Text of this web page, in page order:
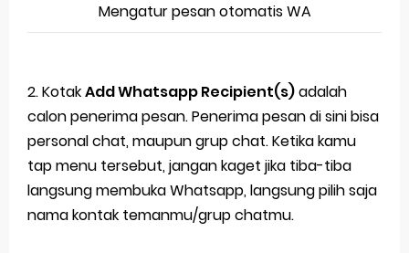
Mengatur pesan otomatis WA
2. KotakAdd Whatsapp Recipient(s)adalah
calon penerima pesan. Penerima pesan di sini bisa
personal chat, maupun grup chat. Ketika kamu
tap menu tersebut, jangan kaget jika tiba-tiba
langsung membuka Whatsapp, langsung pilih saja
nama kontak temanmu/grup chatmu.